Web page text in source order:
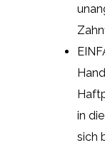
in
sich